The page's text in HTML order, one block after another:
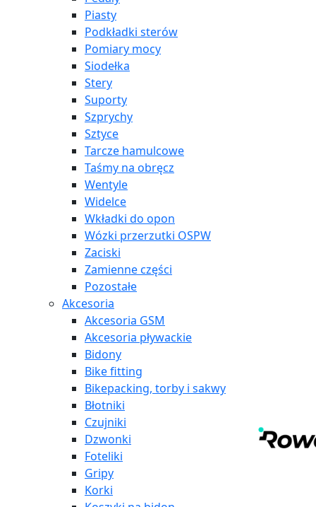
Piasty
Podkładki sterów
Pomiary mocy
Siodełka
Stery
Suporty
Szprychy
Sztyce
Tarcze hamulcowe
Taśmy na obręcz
Wentyle
Widelce
Wkładki do opon
Wózki przerzutki OSPW
Zaciski
Zamienne części
Pozostałe
Akcesoria
Akcesoria GSM
Akcesoria pływackie
Bidony
Bike fitting
Bikepacking, torby i sakwy
Błotniki
Czujniki
Dzwonki
Foteliki
Gripy
Korki